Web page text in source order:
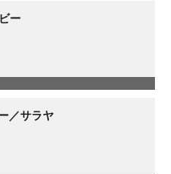
ー
／サラヤ